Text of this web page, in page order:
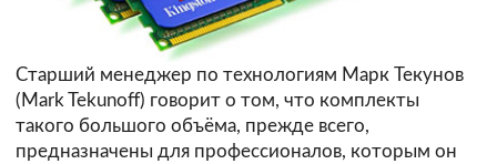
Старший менеджер по технологиям Марк Текунов
(Mark Tekunoff) говорит о том, что комплекты
такого большого объёма, прежде всего,
предназначены для профессионалов, которым он